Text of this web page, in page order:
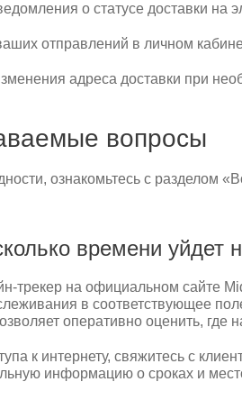
о статусе доставки на
отправлений в личном
адреса доставки при
вопросы
ознакомьтесь с разделом
времени уйдет
трекер на официальном сайте
в соответствующее
оперативно оценить,
к интернету, свяжитесь с
информацию о сроках и